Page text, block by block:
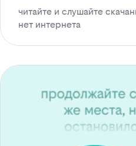
читайте и слушайте
нет интернета